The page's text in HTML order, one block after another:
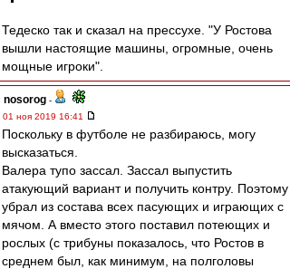
Тедеско так и сказал на прессухе. "У Ростова
вышли настоящие машины, огромные, очень
мощные игроки".
nosorog -
01 ноя 2019 16:41
Поскольку в футболе не разбираюсь, могу
высказаться.
Валера тупо зассал. Зассал выпустить
атакующий вариант и получить контру. Поэтому
убрал из состава всех пасующих и играющих с
мячом. А вместо этого поставил потеющих и
рослых (с трибуны показалось, что Ростов в
среднем был, как минимум, на полголовы